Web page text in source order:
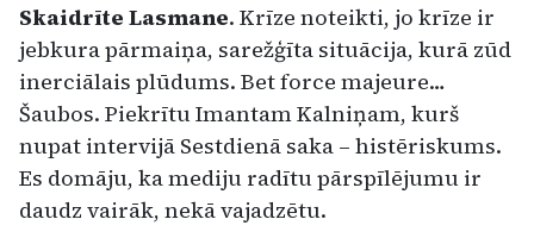
Skaidrīte Lasmane. Krīze noteikti, jo krīze ir
jebkura pārmaiņa, sarežģīta situācija, kurā zūd
inerciālais plūdums. Bet force majeure…
Šaubos. Piekrītu Imantam Kalniņam, kurš
nupat intervijā Sestdienā saka – histēriskums.
Es domāju, ka mediju radītu pārspīlējumu ir
daudz vairāk, nekā vajadzētu.